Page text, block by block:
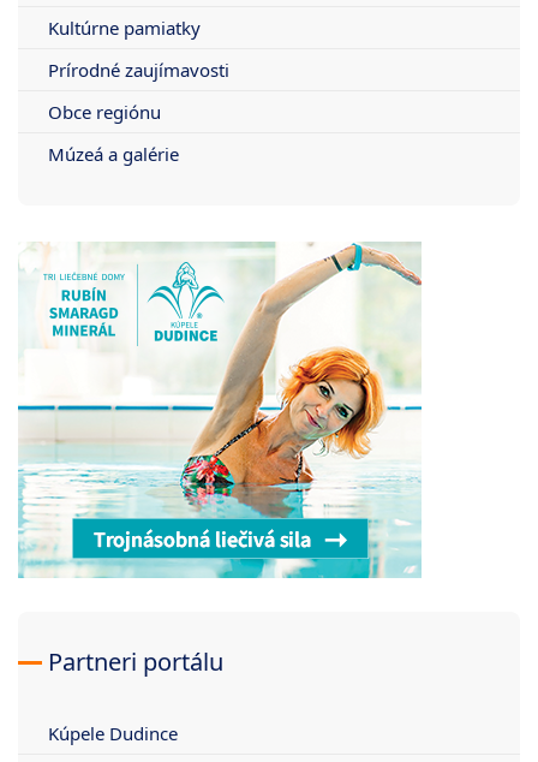
Kultúrne pamiatky
Prírodné zaujímavosti
Obce regiónu
Múzeá a galérie
Partneri portálu
Kúpele Dudince